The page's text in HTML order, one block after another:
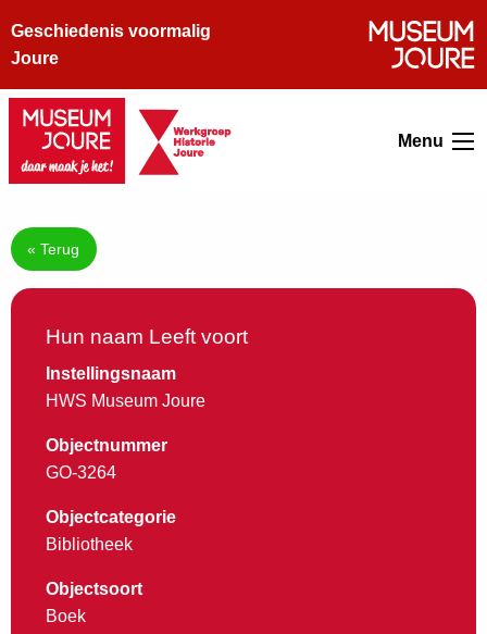
Geschiedenis voormalig
Joure
Menu
« Terug
Hun naam Leeft voort
Instellingsnaam
HWS Museum Joure
Objectnummer
GO-3264
Objectcategorie
Bibliotheek
Objectsoort
Boek